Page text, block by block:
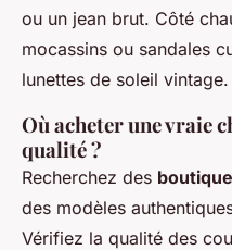
ou un jean brut. Côté
mocassins ou sandales
lunettes de soleil vintage.
Où acheter une vraie
qualité ?
Recherchez des
des modèles
Vérifiez la qualité des